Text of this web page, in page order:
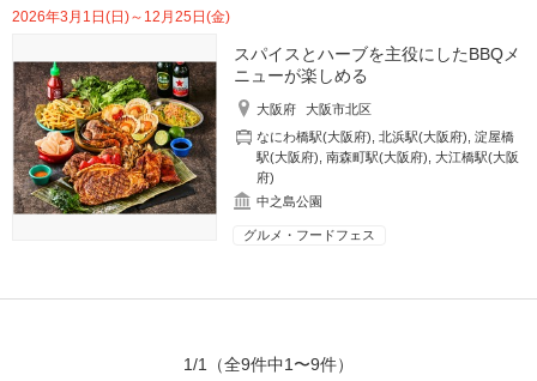
2026年3月1日(日)～12月25日(金)
スパイスとハーブを主役にしたBBQメ
ニューが楽しめる
大阪府
大阪市北区
なにわ橋駅(大阪府) ,北浜駅(大阪府) ,淀屋橋
駅(大阪府) ,南森町駅(大阪府) ,大江橋駅(大阪
府)
中之島公園
グルメ・フードフェス
1/1 （全9件中1〜9件）